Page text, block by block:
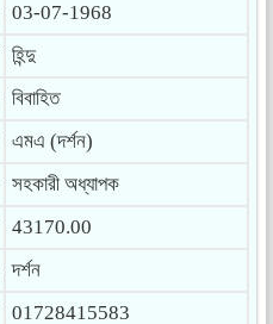
03-07-1968
হিন্দু
বিবাহিত
এমএ (দর্শন)
সহকারী অধ্যাপক
43170.00
দর্শন
01728415583